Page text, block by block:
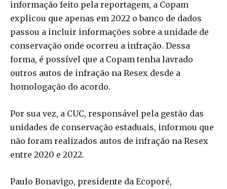
informação feito pela reportagem, a Copam
explicou que apenas em 2022 o banco de dados
passou a incluir informações sobre a unidade de
conservação onde ocorreu a infração. Dessa
forma, é possível que a Copam tenha lavrado
outros autos de infração na Resex desde a
homologação do acordo.
Por sua vez, a CUC, responsável pela gestão das
unidades de conservação estaduais, informou que
não foram realizados autos de infração na Resex
entre 2020 e 2022.
Paulo Bonavigo, presidente da Ecoporé,